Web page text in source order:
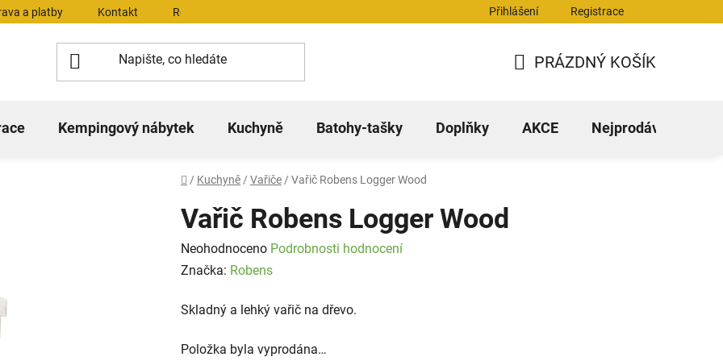
a platby Kontakt Reklamační řád FAQ - časté dotazy
Přihlášení Registrace
KOŠÍK
PRÁZDNÝ KOŠÍK
Kempingový nábytek Kuchyně Batohy-tašky Doplňky AKCE Nejprodávanější
Domů
/ Kuchyně / Vařiče / Vařič Robens Logger Wood
Vařič Robens Logger Wood
Průměrné
hodnocení
je
z
Neohodnoceno Podrobnosti hodnocení
Značka: Robens
Skladný a lehký vařič na dřevo.
Položka byla vyprodána…